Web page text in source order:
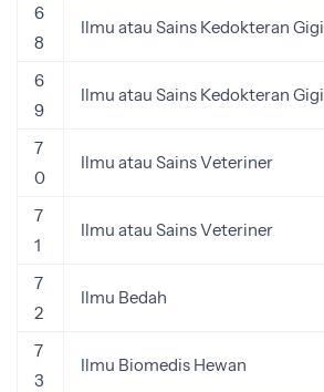
6
8
Ilmu atau Sains Kedokteran Gigi
6
9
Ilmu atau Sains Kedokteran Gigi
7
0
Ilmu atau Sains Veteriner
7
1
Ilmu atau Sains Veteriner
7
2
Ilmu Bedah
7
3
Ilmu Biomedis Hewan